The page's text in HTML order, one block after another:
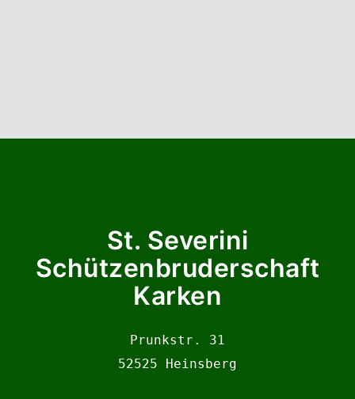
St. Severini
Schützenbruderschaft
Karken
Prunkstr. 31
52525 Heinsberg